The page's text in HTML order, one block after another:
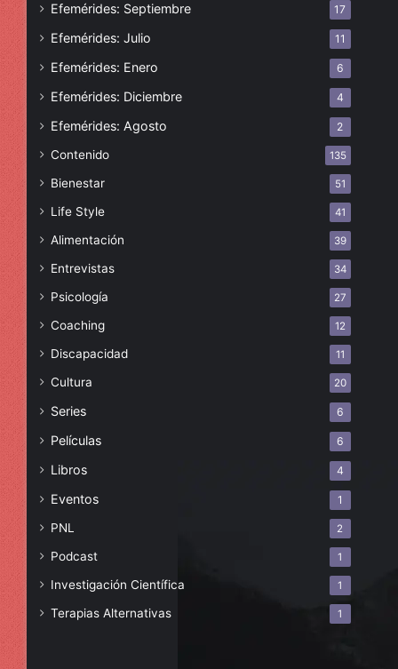
Efemérides: Septiembre 17
Efemérides: Julio 11
Efemérides: Enero 6
Efemérides: Diciembre 4
Efemérides: Agosto 2
Contenido 135
Bienestar 51
Life Style 41
Alimentación 39
Entrevistas 34
Psicología 27
Coaching 12
Discapacidad 11
Cultura 20
Series 6
Películas 6
Libros 4
Eventos 1
PNL 2
Podcast 1
Investigación Científica 1
Terapias Alternativas 1